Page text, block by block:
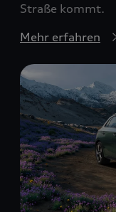
Straße kommt.
Mehr erfahren